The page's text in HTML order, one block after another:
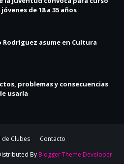
de 18 a 35 años
Rodríguez asume en Cultura
problemas y consecuencias
usarla
de Clubes
Contacto
By Blogger Theme Developer